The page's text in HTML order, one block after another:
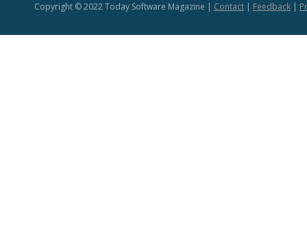
Copyright © 2022 Today Software Magazine | Contact | Feedback |